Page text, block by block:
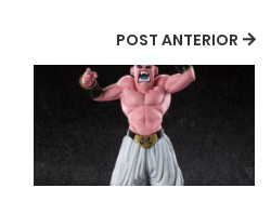
POST ANTERIOR